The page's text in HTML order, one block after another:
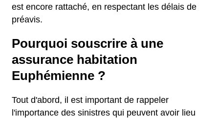
est encore rattaché, en respectant les délais de
préavis.
Pourquoi souscrire à une
assurance habitation
Euphémienne ?
Tout d'abord, il est important de rappeler
l'importance des sinistres qui peuvent avoir lieu